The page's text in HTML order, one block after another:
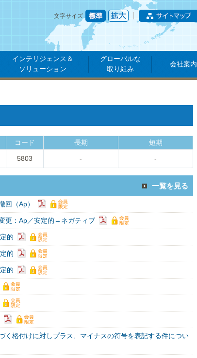
文字サイズ
インテリジェンス＆
ソリューション
グローバルな
取り組み
会社案内
コード 長期 短期
5803 - -
一覧を見る
（Ap）
更：Ap／安定的→ネガティブ
的
的
的
く格付けに対しプラス、マイナスの符号を表記する件につい